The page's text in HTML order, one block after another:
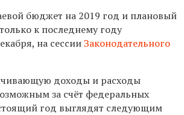
бюджет на 2019 год и плановый
к последнему году
на сессииЗаконодательного
доходы и расходы
за счёт федеральных
год выглядят следующим